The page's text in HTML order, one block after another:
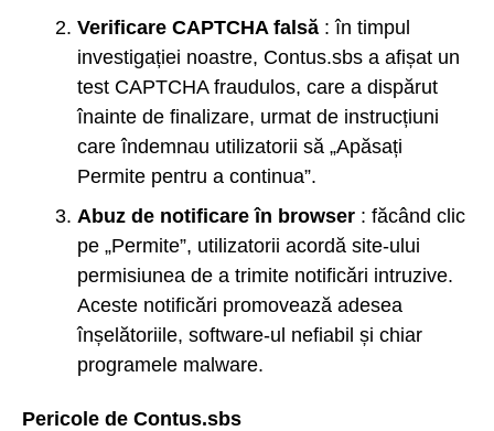
Verificare CAPTCHA falsă : în timpul
investigației noastre, Contus.sbs a afișat un
test CAPTCHA fraudulos, care a dispărut
înainte de finalizare, urmat de instrucțiuni
care îndemnau utilizatorii să „Apăsați
Permite pentru a continua”.
Abuz de notificare în browser : făcând clic
pe „Permite”, utilizatorii acordă site-ului
permisiunea de a trimite notificări intruzive.
Aceste notificări promovează adesea
înșelătoriile, software-ul nefiabil și chiar
programele malware.
Pericole de Contus.sbs